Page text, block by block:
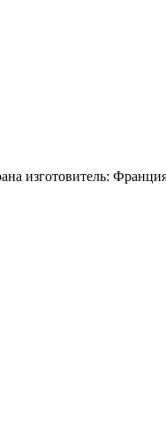
изготовитель: